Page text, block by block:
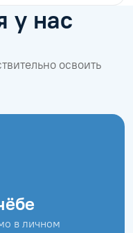
у нас
освоить
в личном